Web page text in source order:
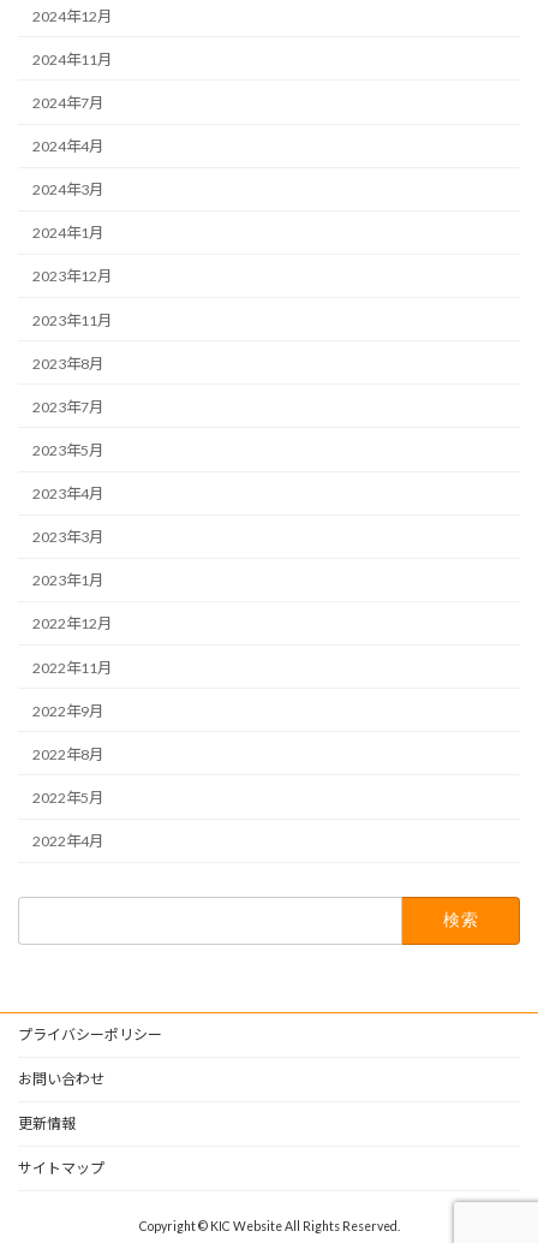
2024年12月
2024年11月
2024年7月
2024年4月
2024年3月
2024年1月
2023年12月
2023年11月
2023年8月
2023年7月
2023年5月
2023年4月
2023年3月
2023年1月
2022年12月
2022年11月
2022年9月
2022年8月
2022年5月
2022年4月
プライバシーポリシー
お問い合わせ
更新情報
サイトマップ
Copyright © KIC Website All Rights Reserved.